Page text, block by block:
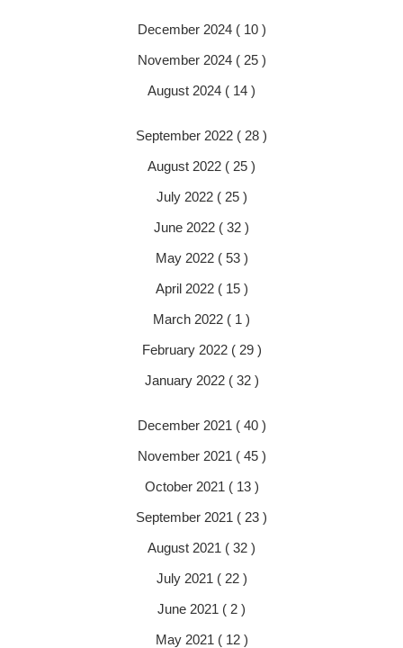
December 2024 ( 10 )
November 2024 ( 25 )
August 2024 ( 14 )
September 2022 ( 28 )
August 2022 ( 25 )
July 2022 ( 25 )
June 2022 ( 32 )
May 2022 ( 53 )
April 2022 ( 15 )
March 2022 ( 1 )
February 2022 ( 29 )
January 2022 ( 32 )
December 2021 ( 40 )
November 2021 ( 45 )
October 2021 ( 13 )
September 2021 ( 23 )
August 2021 ( 32 )
July 2021 ( 22 )
June 2021 ( 2 )
May 2021 ( 12 )